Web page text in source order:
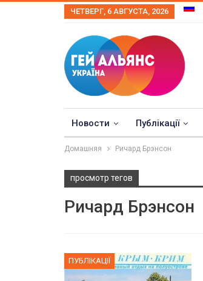
ЧЕТВЕРГ, 6 АВГУСТА, 2026
Новости Публікації
Домашняя Ричард Брэнсон
просмотр тегов
Ричард Брэнсон
ПУБЛІКАЦІЇ